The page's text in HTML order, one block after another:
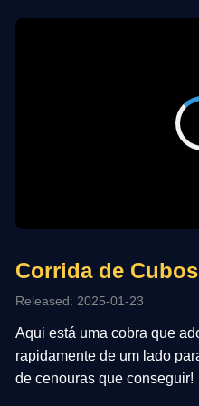
Corrida de Cubos
Released: 2025-01-23
Aqui está uma cobra que
rapidamente de um lado
de cenouras que conseguir!